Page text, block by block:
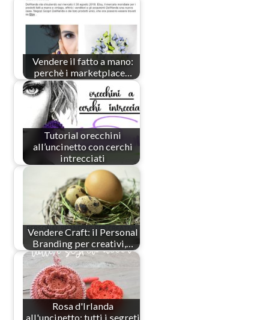
Vendere il fatto a mano:
perchè i marketplace…
Tutorial orecchini
all’uncinetto con cerchi
intrecciati
Vendere Craft: il Personal
Branding per creativi,…
Rosa d'Irlanda
all'uncinetto: tutti i segreti